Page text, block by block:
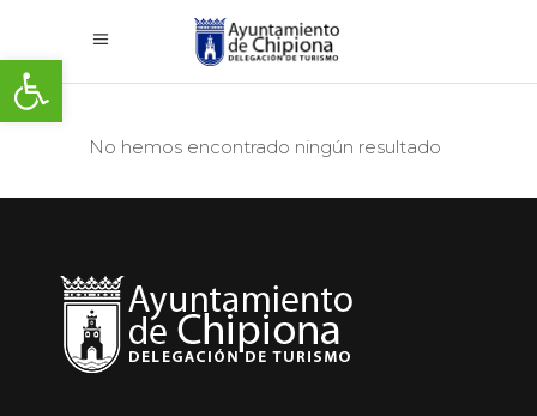
Abrir barra de herramientas
No hemos encontrado ningún resultado